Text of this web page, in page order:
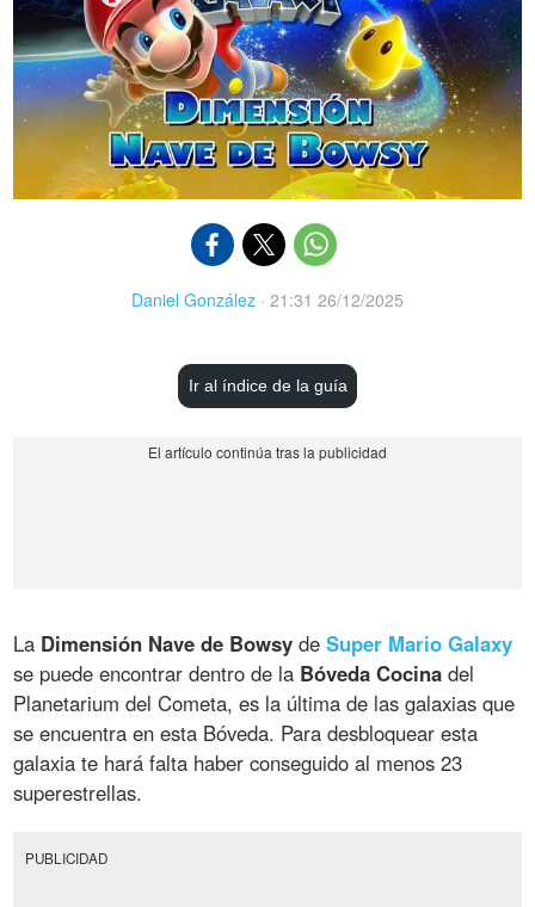
Daniel González · 21:31 26/12/2025
Ir al índice de la guía
La Dimensión Nave de Bowsy deSuper Mario Galaxy
se puede encontrar dentro de la Bóveda Cocina del
Planetarium del Cometa, es la última de las galaxias que
se encuentra en esta Bóveda. Para desbloquear esta
galaxia te hará falta haber conseguido al menos 23
superestrellas.
PUBLICIDAD